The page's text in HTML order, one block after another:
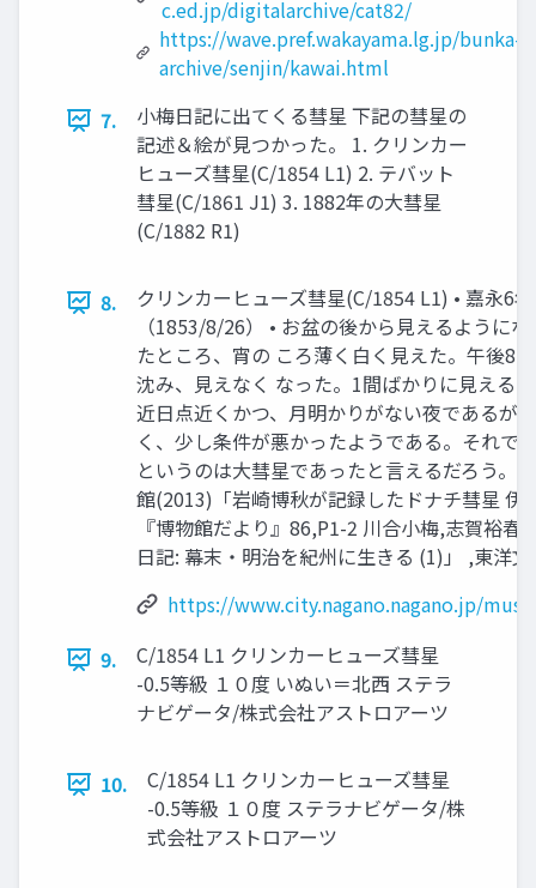
c.ed.jp/digitalarchive/cat82/
https://wave.pref.wakayama.lg.jp/bunka-
archive/senjin/kawai.html
7.
小梅日記に出てくる彗星 下記の彗星の
記述＆絵が見つかった。 1. クリンカー
ヒューズ彗星(C/1854 L1) 2. テバット
彗星(C/1861 J1) 3. 1882年の大彗星
(C/1882 R1)
8.
クリンカーヒューズ彗星(C/1854 L1) • 嘉永6
（1853/8/26） • お盆の後から見えるように
たところ、宵の ころ薄く白く見えた。午後8
沈み、見えなく なった。1間ばかりに見える
近日点近くかつ、月明かりがない夜であるが
く、少し条件が悪かったようである。それで
というのは大彗星であったと言えるだろう。
館(2013)「岩崎博秋が記録したドナチ彗星 伊
『博物館だより』86,P1-2 川合小梅,志賀裕
日記: 幕末・明治を紀州に生きる (1)」 ,東洋
https://www.city.nagano.nagano.jp/
9.
C/1854 L1 クリンカーヒューズ彗星
-0.5等級 １０度 いぬい＝北西 ステラ
ナビゲータ/株式会社アストロアーツ
10.
C/1854 L1 クリンカーヒューズ彗星
-0.5等級 １０度 ステラナビゲータ/株
式会社アストロアーツ